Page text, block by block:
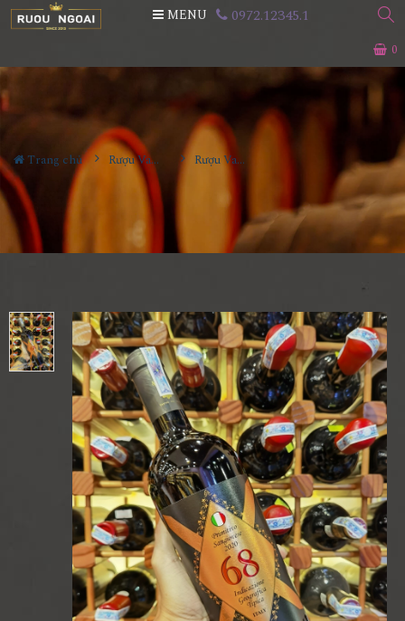
0
MENU 0972.12345.1
Trang chủ Rượu Vang Rượu Vang 68 Primitivo Sangiovese